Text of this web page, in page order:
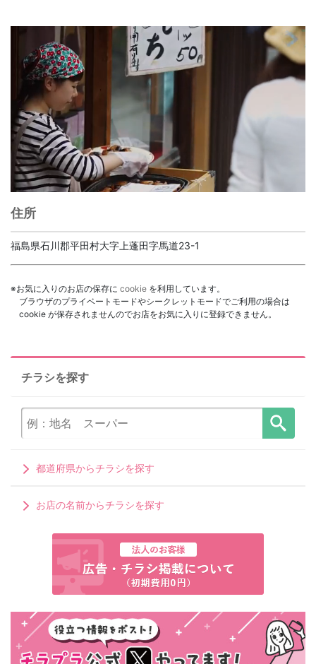
住所
福島県石川郡平田村大字上蓬田字馬道23-1
※お気に入りのお店の保存に cookie を利用しています。
ブラウザのプライベートモードやシークレットモードでご利用の場合は
cookie が保存されませんのでお店をお気に入りに登録できません。
チラシを探す
都道府県からチラシを探す
お店の名前からチラシを探す